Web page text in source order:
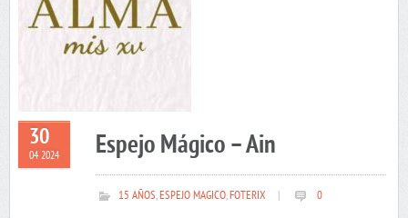
30
04 2024 Espejo Mágico – Ain
15 AÑOS,ESPEJO MAGICO,FOTERIX 0